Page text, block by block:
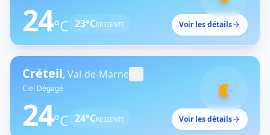
24°C 23°CRESSENTI Voir les détails
Créteil, Val-de-Marne
Ciel Dégagé
24°C 24°CRESSENTI Voir les détails